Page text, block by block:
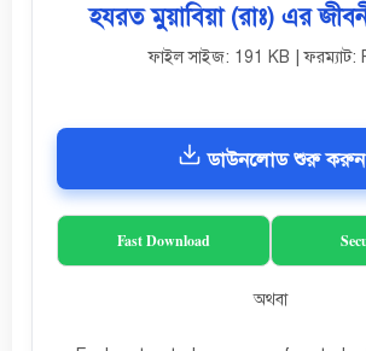
হযরত মুয়াবিয়া (রাঃ) এর
ফাইল সাইজ: 191 KB | ফরম্যাট:
ডাউনলোড শুরু করুন
Fast Download
অথবা